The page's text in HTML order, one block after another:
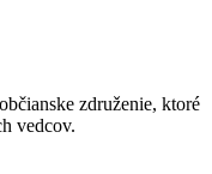
združenie, ktoré
vedcov.